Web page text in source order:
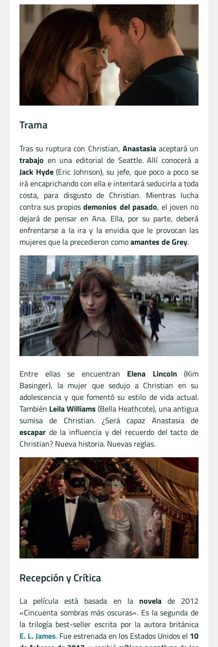
Trama
Tras su ruptura con Christian, Anastasiaaceptará un
trabajo en una editorial de Seattle. Allí conocerá a
Jack Hyde(Eric Johnson), su jefe, que poco a poco se
irá encaprichando con ella e intentará seducirla a toda
costa, para disgusto de Christian. Mientras lucha
contra sus propiosdemonios del pasado, el joven no
dejará de pensar en Ana. Ella, por su parte, deberá
enfrentarse a la ira y la envidia que le provocan las
mujeres que la precedieron comoamantes de Grey.
Entre ellas se encuentran Elena Lincoln (Kim
Basinger), la mujer que sedujo a Christian en su
adolescencia y que fomentó su estilo de vida actual.
También Leila Williams (Bella Heathcote), una antigua
sumisa de Christian. ¿Será capaz Anastasia de
escapar de la influencia y del recuerdo del tacto de
Christian? Nueva historia. Nuevas reglas.
Recepción y Crítica
La película está basada en la novelade 2012
«Cincuenta sombras más oscuras». Es la segunda de
la trilogía best-seller escrita por la autora británica
E. L. James. Fue estrenada en los Estados Unidos el 10